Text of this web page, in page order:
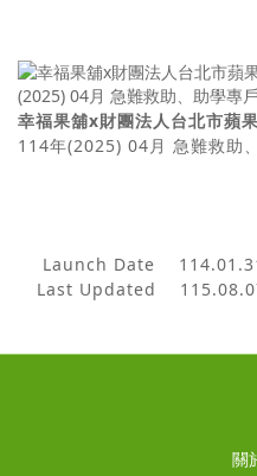
幸福果舖x財團法人台北市蘋
114年(2025) 04月 急難救助
Launch Date
Last Updated
關